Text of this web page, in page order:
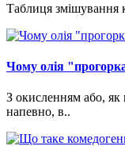
Таблиця змішування
Чому олія
З окисленням або, як
напевно, в..